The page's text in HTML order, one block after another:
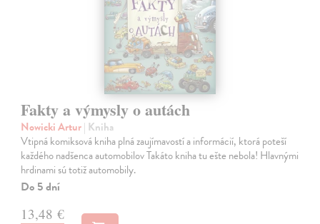
Fakty a výmysly o autách
Nowicki Artur| Kniha
Vtipná komiksová kniha plná zaujímavostí a informácií, ktorá poteší
každého nadšenca automobilov Takáto kniha tu ešte nebola! Hlavnými
hrdinami sú totiž automobily.
Do 5 dní
13,48 €